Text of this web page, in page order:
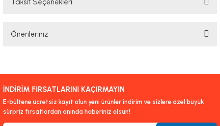
Taksit Seçenekleri
Önerileriniz
yetersiz gördüğünüz noktaları öneri formunu kullanarak tarafımıza
iletebilirsiniz.
Görüş ve önerileriniz için teşekkür ederiz.
İNDİRİM FIRSATLARINI KAÇIRMAYIN
E-bültene ücretsiz kayıt olun yeni ürünler indirim ve sizlere özel büyük
sürpriz fırsatlardan anında haberiniz olsun!